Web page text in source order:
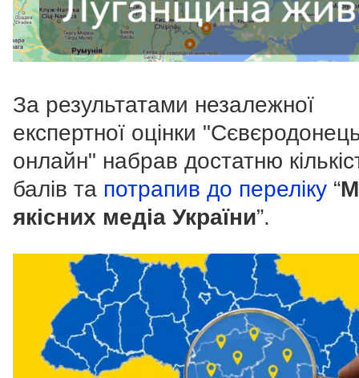
За результатами незалежної
експертної оцінки
онлайн" набрав достатню
балів та потрапив до переліку “
якісних медіа України”.